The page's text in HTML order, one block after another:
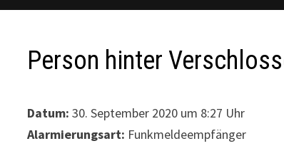
Person hinter
Datum: 30. September 2020 um 8:27 Uhr
Alarmierungsart: Funkmeldeempfänger